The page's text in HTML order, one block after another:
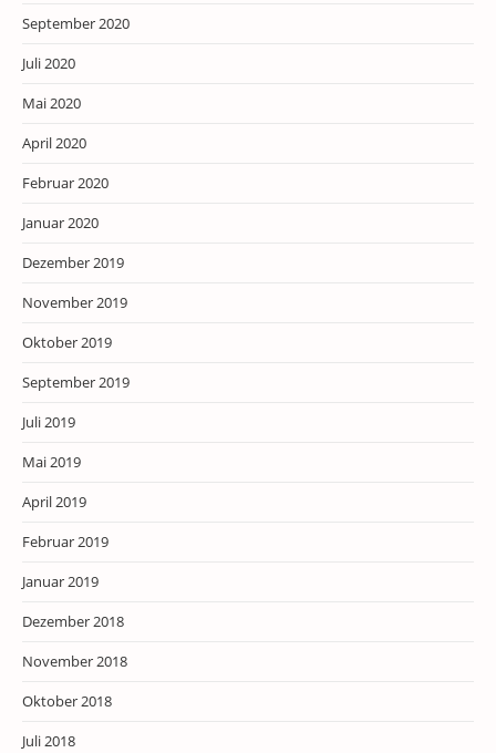
September 2020
Juli 2020
Mai 2020
April 2020
Februar 2020
Januar 2020
Dezember 2019
November 2019
Oktober 2019
September 2019
Juli 2019
Mai 2019
April 2019
Februar 2019
Januar 2019
Dezember 2018
November 2018
Oktober 2018
Juli 2018